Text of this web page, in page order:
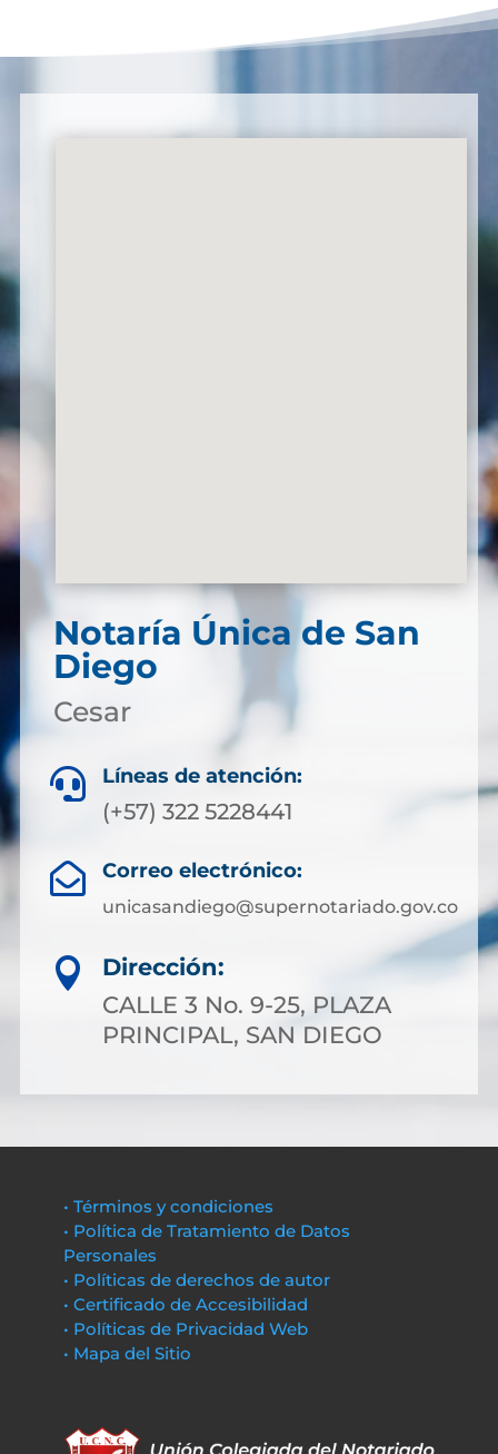
Notaría Única de San
Diego
Cesar
 Líneas de atención:
(+57) 322 5228441
 Correo electrónico:
unicasandiego@supernotariado.gov.co

Dirección:
CALLE 3 No. 9-25, PLAZA
PRINCIPAL, SAN DIEGO
• Términos y condiciones
• Política de Tratamiento de Datos
Personales
• Políticas de derechos de autor
• Certificado de Accesibilidad
• Políticas de Privacidad Web
• Mapa del Sitio